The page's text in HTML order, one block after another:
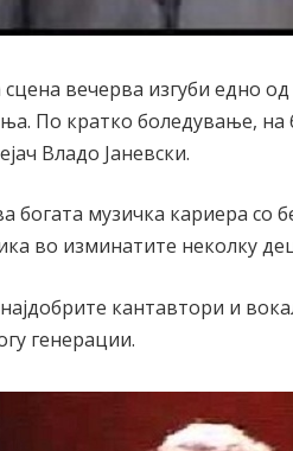
вечерва изгуби едно
По кратко боледување,
Владо Јаневски.
богата музичка кариера со
во изминатите неколку
кантавтори и
генерации.